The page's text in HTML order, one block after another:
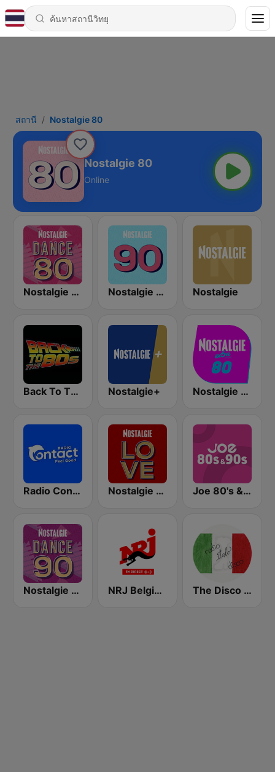
สถานี Nostalgie 80
Nostalgie 80
Online
Nostalgie Dance 80 Nostalgie 90 Nostalgie
Back To The 80's Radio Nostalgie+ Nostalgie extra 80
Radio Contact Nostalgie Love Joe 80's & 90's
Nostalgie Dance 90 NRJ Belgique The Disco Paradise - Italo Disco